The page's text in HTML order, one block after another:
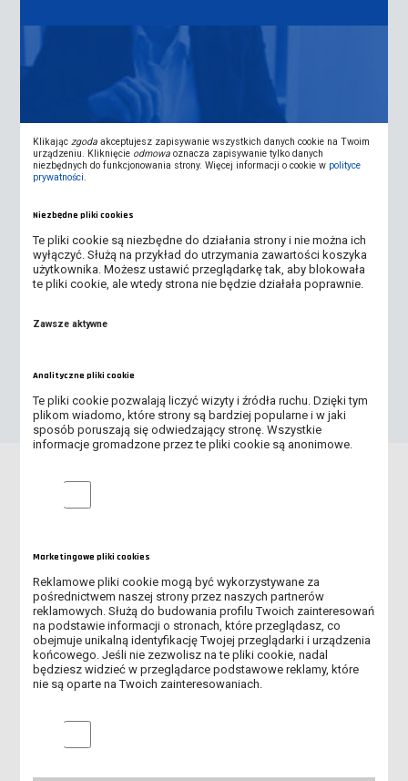
Zarządzanie II stopnia
Trwa II nabór na studia!
Klikając zgoda akceptujesz zapisywanie wszystkich danych cookie na Twoim
urządzeniu. Kliknięcie odmowa oznacza zapisywanie tylko danych
niezbędnych do funkcjonowania strony. Więcej informacji o cookie w polityce
prywatności
Niezbędne pliki cookies
Te pliki cookie są niezbędne do działania strony i nie można ich
wyłączyć. Służą na przykład do utrzymania zawartości koszyka
użytkownika. Możesz ustawić przeglądarkę tak, aby blokowała
te pliki cookie, ale wtedy strona nie będzie działała poprawnie.
Zawsze aktywne
Analityczne pliki cookie
Te pliki cookie pozwalają liczyć wizyty i źródła ruchu. Dzięki tym
plikom wiadomo, które strony są bardziej popularne i w jaki
sposób poruszają się odwiedzający stronę. Wszystkie
informacje gromadzone przez te pliki cookie są anonimowe.
Analityczne pliki cookie
Marketingowe pliki cookies
Reklamowe pliki cookie mogą być wykorzystywane za
pośrednictwem naszej strony przez naszych partnerów
reklamowych. Służą do budowania profilu Twoich zainteresowań
na podstawie informacji o stronach, które przeglądasz, co
obejmuje unikalną identyfikację Twojej przeglądarki i urządzenia
końcowego. Jeśli nie zezwolisz na te pliki cookie, nadal
będziesz widzieć w przeglądarce podstawowe reklamy, które
nie są oparte na Twoich zainteresowaniach.
Marketingowe pliki cookies